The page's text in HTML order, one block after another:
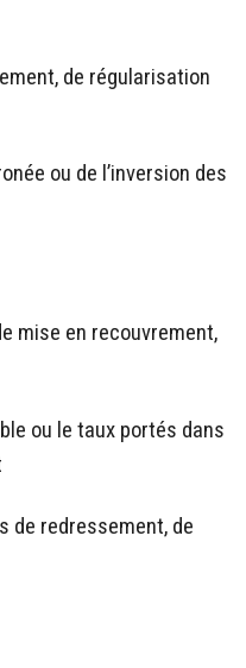
de régularisation
ou de l’inversion des
mise en recouvrement,
ou le taux portés dans
de redressement, de